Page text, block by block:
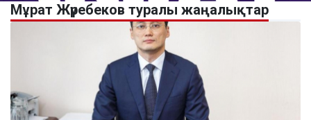
Мұрат Жүребеков туралы жаңалықтар